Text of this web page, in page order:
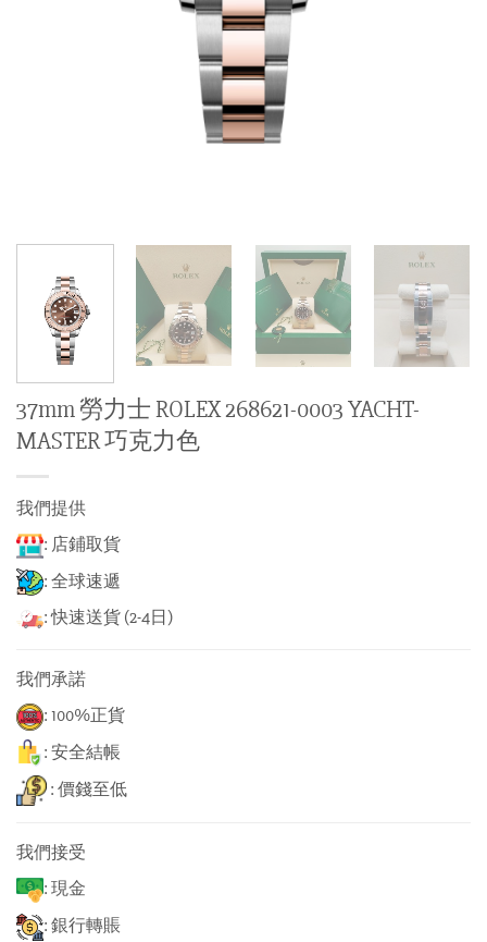
37mm 勞力士 ROLEX 268621-0003 YACHT-
MASTER 巧克力色
我們提供
: 店鋪取貨
: 全球速遞
: 快速送貨 (2-4日)
我們承諾
: 100%正貨
: 安全結帳
: 價錢至低
我們接受
: 現金
: 銀行轉賬